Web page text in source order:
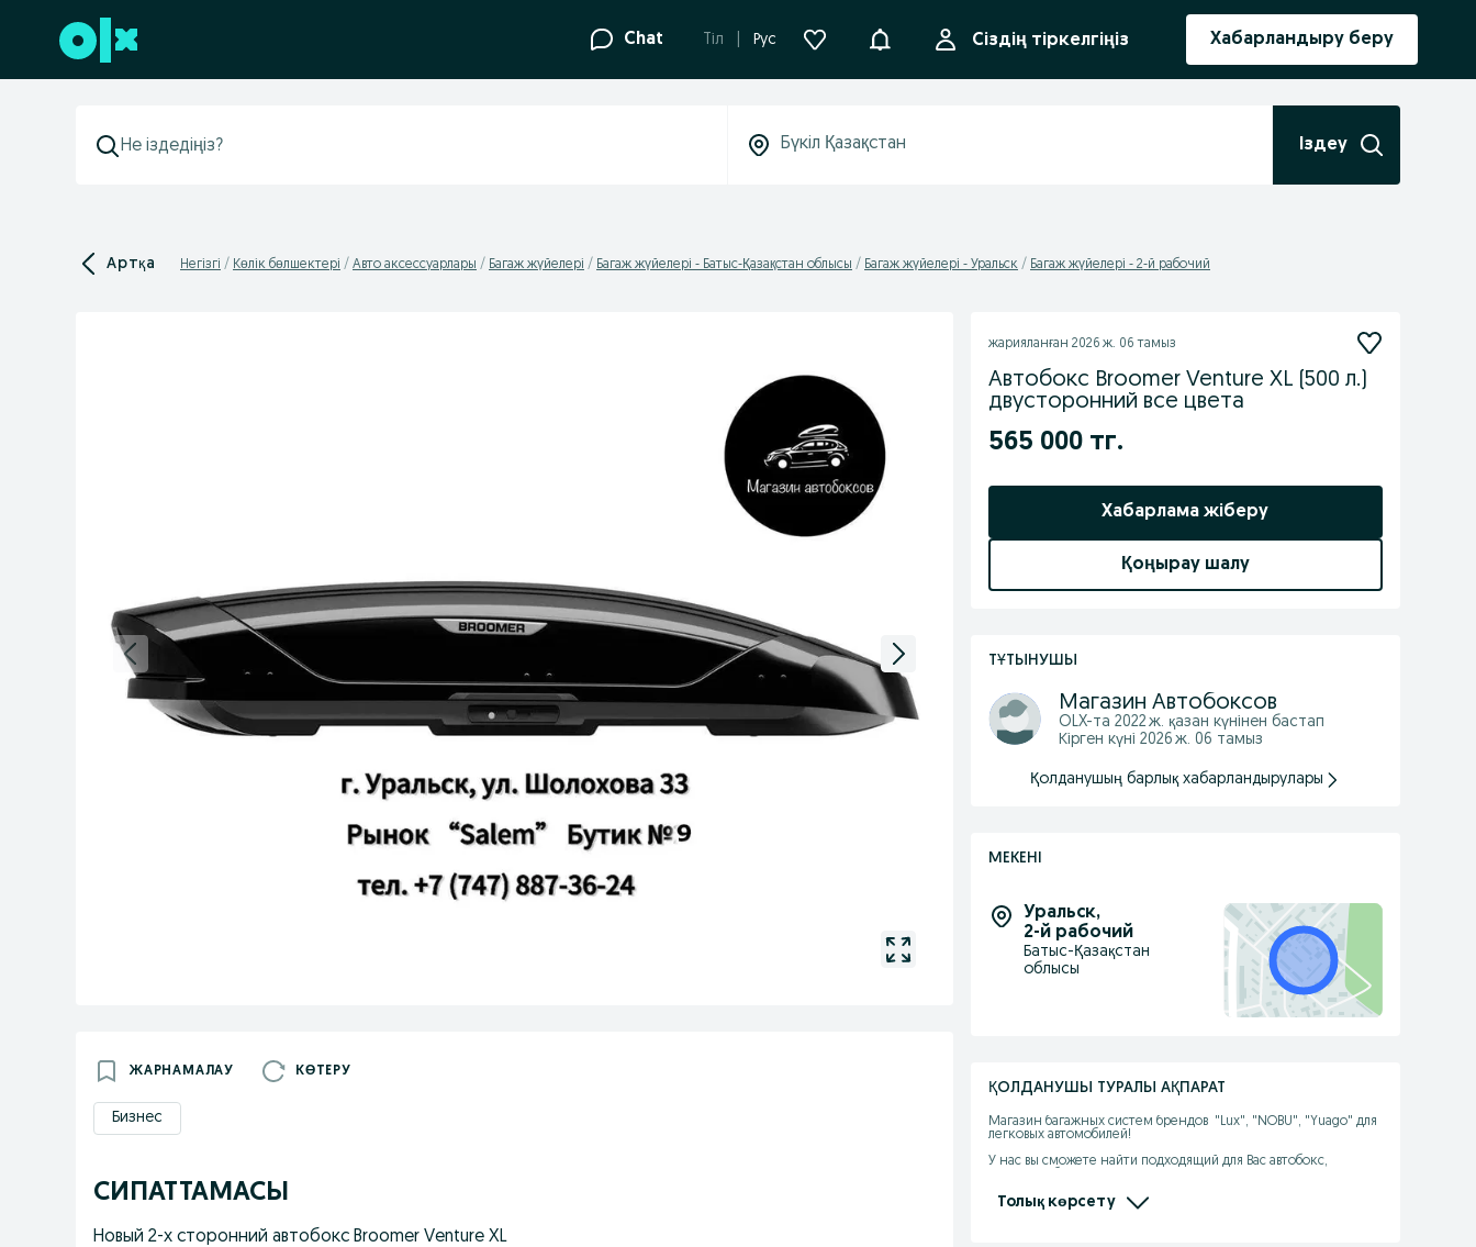
Төменгі деректемеге өту Chat Tіл Рус АқпараттандыруСіздің тіркелгіңіз Хабарландыру беру
Іздеу
Артқа Негізгі Көлік бөлшектері Авто аксессуарлары Багаж жүйелері Багаж жүйелері - Батыс-Қазақстан облысы Багаж жүйелері - Уральск Багаж жүйелері - 2-й рабочий
ЖАРНАМАЛАУ КӨТЕРУ
Бизнес
СИПАТТАМАСЫ
Новый 2-х сторонний автобокс Broomer Venture XL
жарияланған 2026 ж. 06 тамыз
Автобокс Broomer Venture XL (500 л.)
двусторонний все цвета
565 000 тг.
Хабарлама жіберу
Қоңырау шалу
ТҰТЫНУШЫ
Магазин Автобоксов
OLX-та 2022 ж. қазан күнінен бастап
Кірген күні 2026 ж. 06 тамыз
Қолданушың барлық хабарландырулары
МЕКЕНІ
Уральск,
2-й рабочий
Батыс-Қазақстан
облысы
ҚОЛДАНУШЫ ТУРАЛЫ АҚПАРАТ
Магазин багажных систем брендов  "Lux", "NOBU", "Yuago" для
легковых автомобилей!
У нас вы сможете найти подходящий для Вас автобокс,
Мы сотрудничаем с банком "Kaspi" и у нас вы можете
Толық көрсету